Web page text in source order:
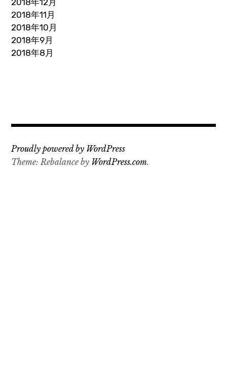
2018年11月
2018年10月
2018年9月
2018年8月
Proudly powered by WordPress
Theme: Rebalance by WordPress.com.